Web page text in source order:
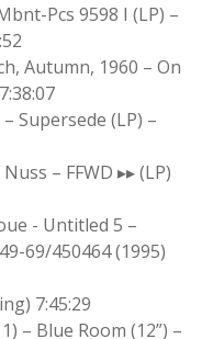
Pcs 9598 I (LP) –
Autumn, 1960 – On
Supersede (LP) –
– FFWD ▸▸ (LP)
‎- Untitled 5 –
69/450464 (1995)
7:45:29
– Blue Room (12”) –